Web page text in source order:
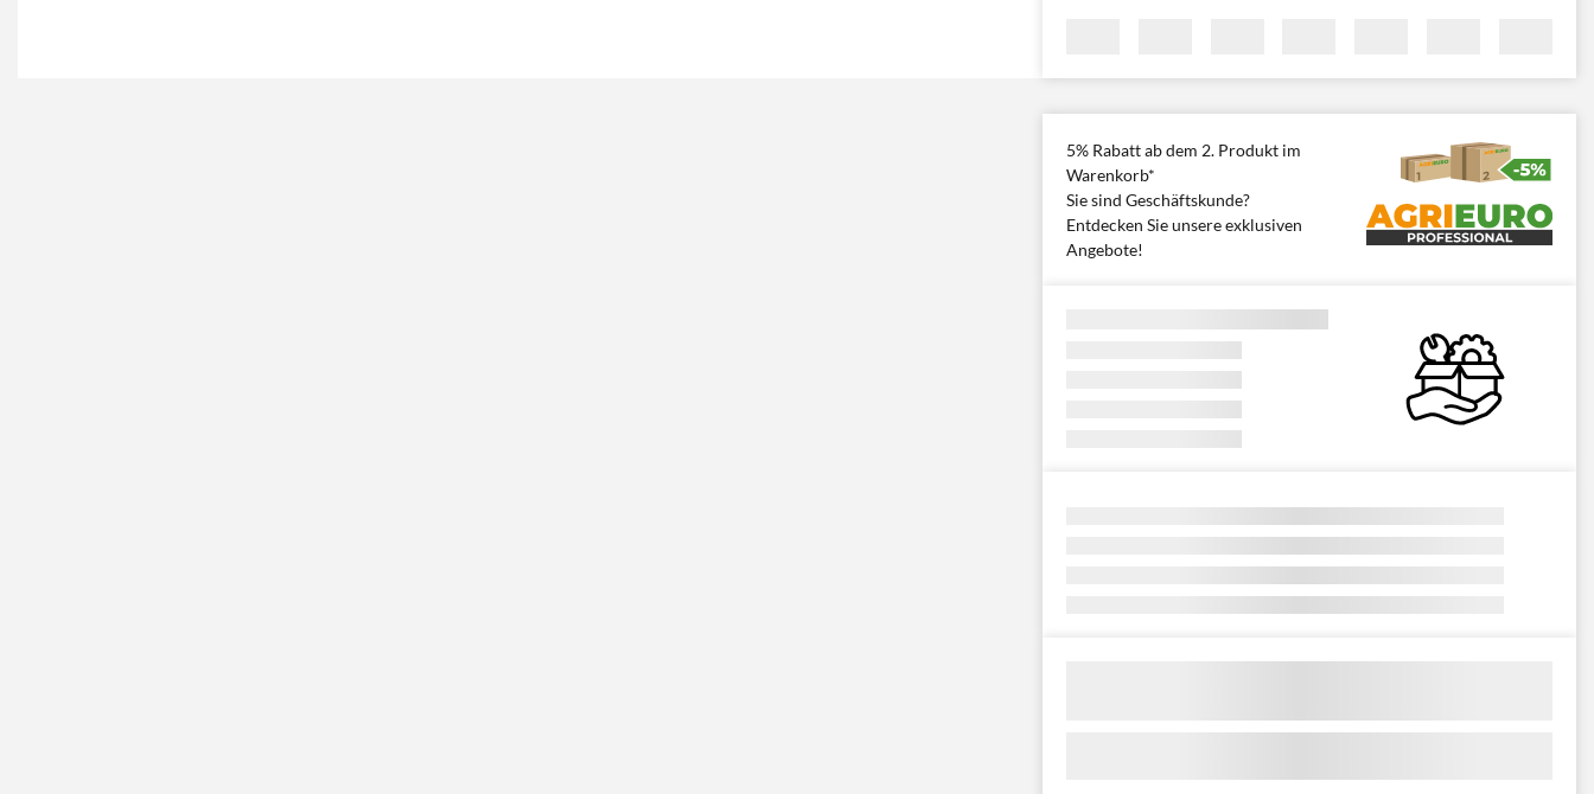
5% Rabatt ab dem 2. Produkt im
Warenkorb*
Sie sind Geschäftskunde?
Entdecken Sie unsere exklusiven
Angebote!